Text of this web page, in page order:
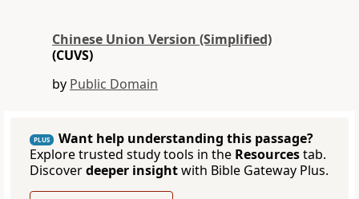
Chinese Union Version (Simplified)
(CUVS)
by Public Domain
PLUS
Want help understanding this passage?
Explore trusted study tools in the Resourcestab.
Discoverdeeper insightwith Bible Gateway Plus.